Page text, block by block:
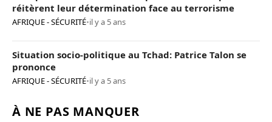
réitèrent leur détermination face au terrorisme
AFRIQUE - SÉCURITÉ•il y a 5 ans
Situation socio-politique au Tchad: Patrice Talon se
prononce
AFRIQUE - SÉCURITÉ•il y a 5 ans
À NE PAS MANQUER